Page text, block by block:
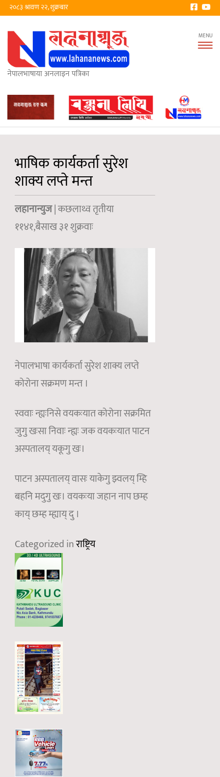
२०८३ श्रावण २२, शुक्रबार
नेपालभाषाया अनलाइन पत्रिका
भाषिक कार्यकर्ता सुरेश
शाक्य लप्ते मन्त
लहानान्युज| कछलाथ्व तृतीया
११४१,बैसाख ३१ शुक्रवाः
नेपालभाषा कार्यकर्ता सुरेश शाक्य लप्ते
कोरोना सक्रमण मन्त ।
स्ववाः न्ह्यःनिसे वयकःयात कोरोना सक्रमित
जुगु खःसा निवाः न्ह्यः जक वयकःयात पाटन
अस्पतालय् यकूगु खः।
पाटन अस्पतालय् वासः याकेगु झ्वलय् म्हि
बहनि मदुगु खः। वयकःया जहान नाप छम्ह
काय् छम्ह म्ह्याय् दु ।
Categorized inराष्ट्रिय